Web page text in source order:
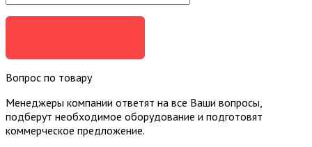
Вопрос по товару
Менеджеры компании ответят на все Ваши вопросы,
подберут необходимое оборудование и подготовят
коммерческое предложение.